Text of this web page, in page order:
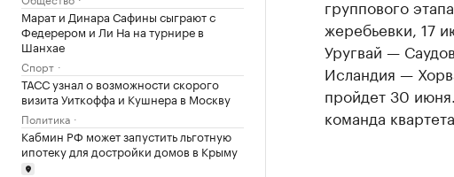
Марат и Динара Сафины сыграют с
Федерером и Ли На на турнире в
Шанхае
Спорт
ТАСС узнал о возможности скорого
визита Уиткоффа и Кушнера в Москву
Политика
Кабмин РФ может запустить льготную
ипотеку для достройки домов в Крыму
группового
жеребьевки, 17
Уругвай —
Исландия —
пройдет 30
команда